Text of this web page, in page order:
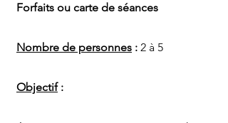
Forfaits ou carte de séances
Nombre de personnes : 2 à 5
Objectif: